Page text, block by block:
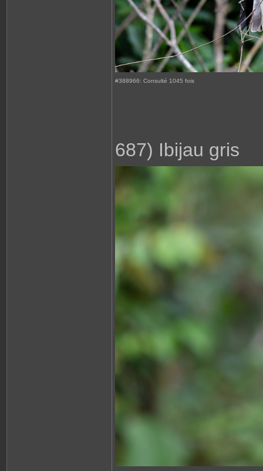
#388966: Consulté 1045 fois
687) Ibijau gris